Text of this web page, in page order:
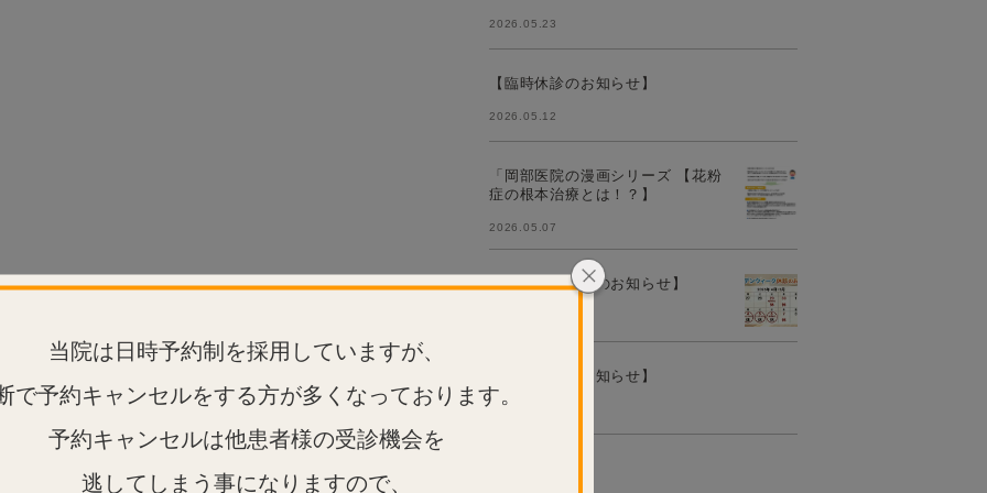
当院は日時予約制を採用していますが、
で予約キャンセルをする方が多くなっております。
予約キャンセルは他患者様の受診機会を
逃してしまう事になりますので、
2026.05.23
【臨時休診のお知らせ】
2026.05.12
「岡部医院の漫画シリーズ 【花粉
症の根本治療とは！？】
2026.05.07
【岡部医院からのお知らせ】
【臨時休診のお知らせ】
2026.03.26